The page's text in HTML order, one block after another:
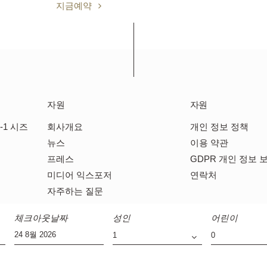
체크아웃날짜 성인 어린이
지금예약
1 시즈
자원
회사개요
뉴스
프레스
미디어 익스포저
자주하는 질문
자원
개인 정보 정책
이용 약관
GDPR 개인 정보
연락처